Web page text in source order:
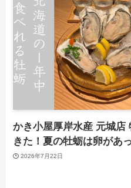
かき小屋厚岸水産 元城店
きた！夏の牡蛎は卵があ
2026年7月22日